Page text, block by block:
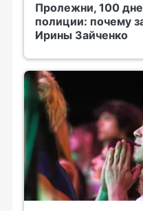
Пролежни, 100
полиции: почему
Ирины Зайченко